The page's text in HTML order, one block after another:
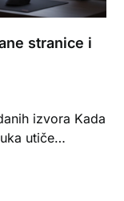
stranice i
izvora Kada
utiče…